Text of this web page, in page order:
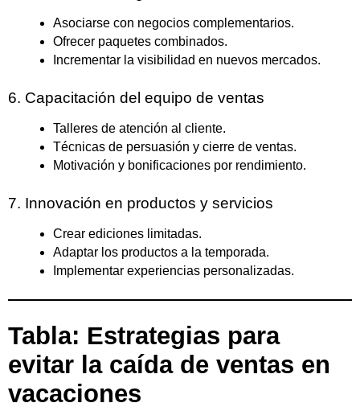
Asociarse con negocios complementarios.
Ofrecer paquetes combinados.
Incrementar la visibilidad en nuevos mercados.
6. Capacitación del equipo de ventas
Talleres de atención al cliente.
Técnicas de persuasión y cierre de ventas.
Motivación y bonificaciones por rendimiento.
7. Innovación en productos y servicios
Crear ediciones limitadas.
Adaptar los productos a la temporada.
Implementar experiencias personalizadas.
Tabla: Estrategias para
evitar la caída de ventas en
vacaciones